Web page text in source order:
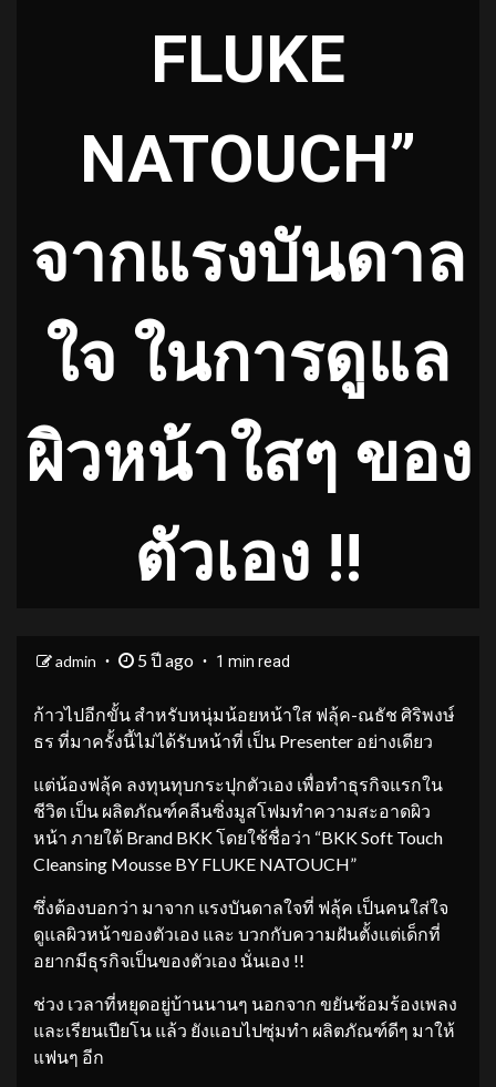
FLUKE
NATOUCH”
จากแรงบันดาล
ใจ ในการดูแล
ผิวหน้าใสๆ ของ
ตัวเอง !!
admin 5 ปี ago 1 min read
ก้าวไปอีกขั้น สำหรับหนุ่มน้อยหน้าใส ฟลุ้ค-ณธัช ศิริพงษ์
ธร ที่มาครั้งนี้ไม่ได้รับหน้าที่ เป็น Presenter อย่างเดียว
แต่น้องฟลุ้ค ลงทุนทุบกระปุกตัวเอง เพื่อทำธุรกิจแรกใน
ชีวิต เป็น ผลิตภัณฑ์คลีนซิ่งมูสโฟมทำความสะอาดผิว
หน้า ภายใต้ Brand BKK โดยใช้ชื่อว่า “BKK Soft Touch
Cleansing Mousse BY FLUKE NATOUCH”
ซึ่งต้องบอกว่า มาจาก แรงบันดาลใจที่ ฟลุ้ค เป็นคนใส่ใจ
ดูแลผิวหน้าของตัวเอง และ บวกกับความฝันตั้งแต่เด็กที่
อยากมีธุรกิจเป็นของตัวเอง นั่นเอง !!
ช่วง เวลาที่หยุดอยู่บ้านนานๆ นอกจาก ขยันซ้อมร้องเพลง
และเรียนเปียโน แล้ว ยังแอบไปซุ่มทำ ผลิตภัณฑ์ดีๆ มาให้
แฟนๆ อีก